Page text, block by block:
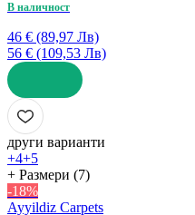
В наличност
46 € (89,97 Лв)
56 € (109,53 Лв)
ДОБАВИ
други варианти
+4+5
+ Размери (7)
-18%
Ayyildiz Carpets